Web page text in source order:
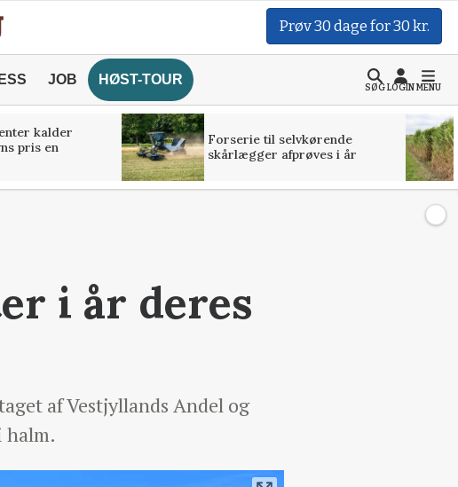
Prøv 30 dage for 30 kr.
JOB HØST-TOUR
SØGLOGINMENU
kalder
pris en
Forserie til selvkørende
skårlægger afprøves i år
i år deres
af Vestjyllands Andel og
halm.